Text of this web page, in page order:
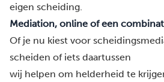
eigen scheiding.
Mediation, online of een
Of je nu kiest voor
scheiden of iets daartussen
wij helpen om helderheid te